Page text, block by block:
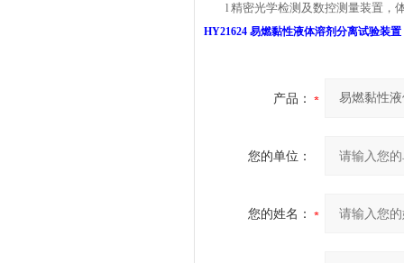
l 精密光学检测及数控测量装置，
HY21624 易燃黏性液体溶剂分离试验装置
产品：
您的单位：
您的姓名：